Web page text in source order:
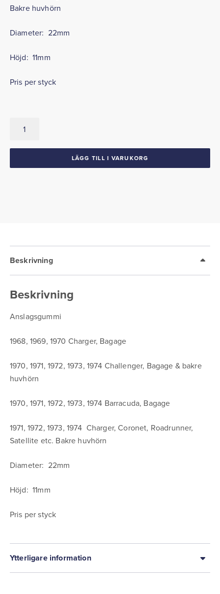
Bakre huvhörn
Diameter: 22mm
Höjd: 11mm
Pris per styck
LÄGG TILL I VARUKORG
Beskrivning
Beskrivning
Anslagsgummi
1968, 1969, 1970 Charger, Bagage
1970, 1971, 1972, 1973, 1974 Challenger, Bagage & bakre
huvhörn
1970, 1971, 1972, 1973, 1974 Barracuda, Bagage
1971, 1972, 1973, 1974 Charger, Coronet, Roadrunner,
Satellite etc. Bakre huvhörn
Diameter: 22mm
Höjd: 11mm
Pris per styck
Ytterligare information